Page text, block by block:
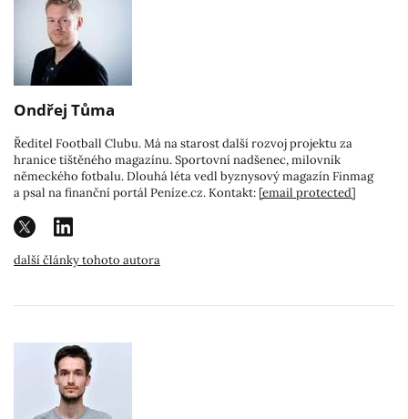
Ondřej Tůma
Ředitel Football Clubu. Má na starost další rozvoj projektu za
hranice tištěného magazínu. Sportovní nadšenec, milovník
německého fotbalu. Dlouhá léta vedl byznysový magazín Finmag
a psal na finanční portál Peníze.cz. Kontakt: [email protected]
další články tohoto autora